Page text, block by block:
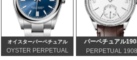
オイスターパーペチュアル
OYSTER PERPETUAL
パーペチュアル
PERPETUAL 1908